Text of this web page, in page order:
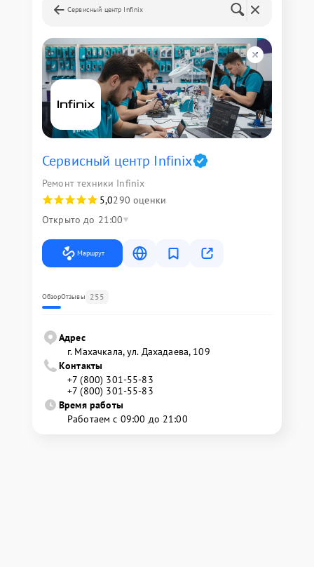
Сервисный центр Infinix
Сервисный центр Infinix
Ремонт техники Infinix
5,0290 оценки
Открыто до 21:00
Маршрут
ОбзорОтзывы 255
Адрес
г. Махачкала, ул. Дахадаева, 109
Контакты
+7 (800) 301-55-83
+7 (800) 301-55-83
Время работы
Работаем с 09:00 до 21:00